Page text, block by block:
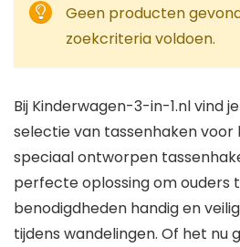
Geen producten
zoekcriteria voldoen.
Bij Kinderwagen-3-in-1.nl vind
selectie van tassenhaken voor
speciaal ontworpen
perfecte oplossing om ouders
benodigdheden handig en
tijdens wandelingen. Of het nu